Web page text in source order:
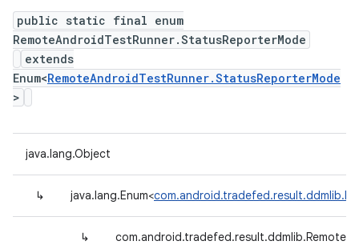
public static final enum
RemoteAndroidTestRunner.StatusReporterMode
extends
Enum<RemoteAndroidTestRunner.StatusReporterMode
>
java.lang.Object
↳ java.lang.Enum<
↳